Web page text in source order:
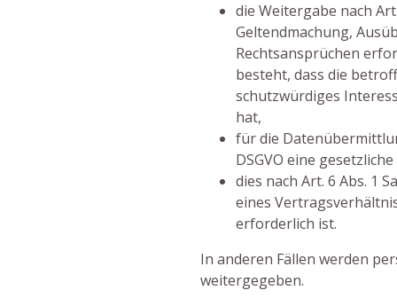
die Weitergabe nach
Geltendmachung,
Rechtsansprüchen
besteht, dass die
schutzwürdiges
hat,
für die
DSGVO eine
dies nach Art. 6 Abs. 1
eines
erforderlich ist.
In anderen Fällen werden
weitergegeben.